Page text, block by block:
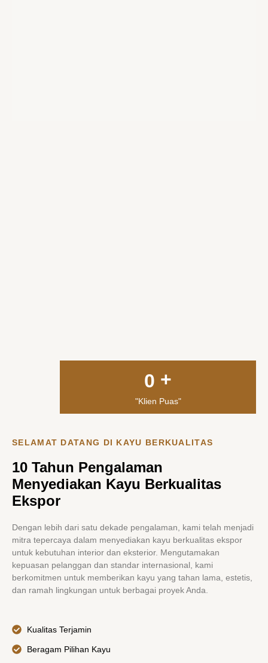
0 +
"Klien Puas"
SELAMAT DATANG DI KAYU BERKUALITAS
10 Tahun Pengalaman
Menyediakan Kayu Berkualitas
Ekspor
Dengan lebih dari satu dekade pengalaman, kami telah menjadi
mitra tepercaya dalam menyediakan kayu berkualitas ekspor
untuk kebutuhan interior dan eksterior. Mengutamakan
kepuasan pelanggan dan standar internasional, kami
berkomitmen untuk memberikan kayu yang tahan lama, estetis,
dan ramah lingkungan untuk berbagai proyek Anda.
Kualitas Terjamin
Beragam Pilihan Kayu